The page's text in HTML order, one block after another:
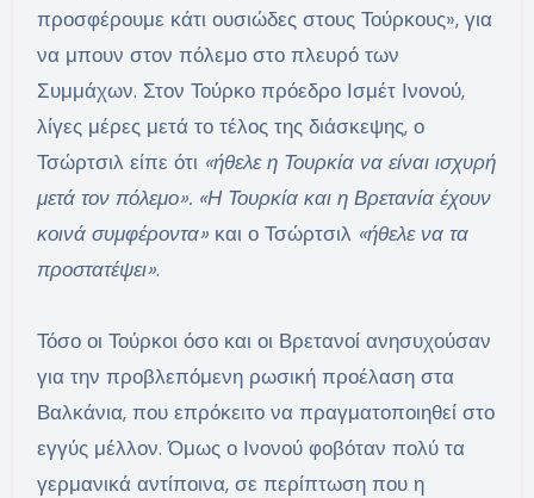
προσφέρουμε κάτι ουσιώδες στους Τούρκους», για
να μπουν στον πόλεμο στο πλευρό των
Συμμάχων. Στον Τούρκο πρόεδρο Ισμέτ Ινονού,
λίγες μέρες μετά το τέλος της διάσκεψης, ο
Τσώρτσιλ είπε ότι «ήθελε η Τουρκία να είναι ισχυρή
μετά τον πόλεμο». «Η Τουρκία και η Βρετανία έχουν
κοινά συμφέροντα» και ο Τσώρτσιλ «ήθελε να τα
προστατέψει».
Τόσο οι Τούρκοι όσο και οι Βρετανοί ανησυχούσαν
για την προβλεπόμενη ρωσική προέλαση στα
Βαλκάνια, που επρόκειτο να πραγματοποιηθεί στο
εγγύς μέλλον. Όμως ο Ινονού φοβόταν πολύ τα
γερμανικά αντίποινα, σε περίπτωση που η